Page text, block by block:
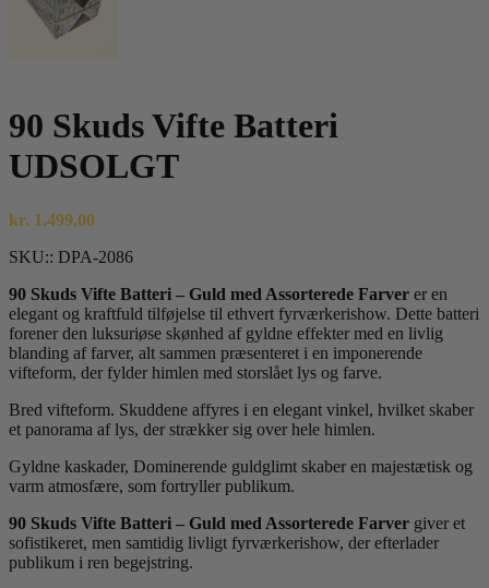
90 Skuds Vifte Batteri
UDSOLGT
kr. 1.499,00
SKU:: DPA-2086
90 Skuds Vifte Batteri – Guld med Assorterede Farver er en
elegant og kraftfuld tilføjelse til ethvert fyrværkerishow. Dette batteri
forener den luksuriøse skønhed af gyldne effekter med en livlig
blanding af farver, alt sammen præsenteret i en imponerende
vifteform, der fylder himlen med storslået lys og farve.
Bred vifteform. Skuddene affyres i en elegant vinkel, hvilket skaber
et panorama af lys, der strækker sig over hele himlen.
Gyldne kaskader, Dominerende guldglimt skaber en majestætisk og
varm atmosfære, som fortryller publikum.
90 Skuds Vifte Batteri – Guld med Assorterede Farver giver et
sofistikeret, men samtidig livligt fyrværkerishow, der efterlader
publikum i ren begejstring.